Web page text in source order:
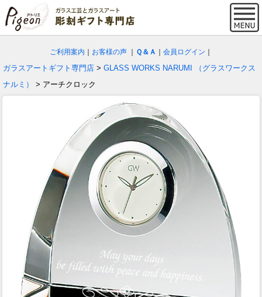
ご利用案内 お客様の声 Ｑ＆Ａ 会員ログイン
ガラスアートギフト専門店 > GLASS WORKS NARUMI （グラスワークス
ナルミ）
> アーチクロック